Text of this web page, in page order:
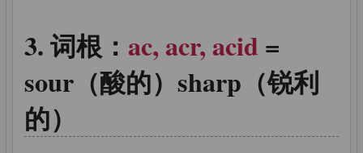
词根： ac, acr, acid =
sour（酸的）sharp（锐利
的）